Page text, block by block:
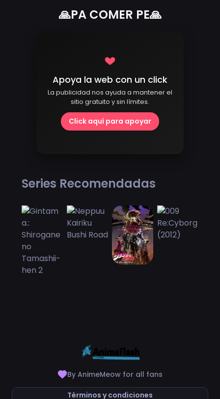
🙏PA COMER PE🙏
Apoya la web con un click
La publicidad nos ayuda a mantener el
sitio gratuito y sin límites.
Click aquí para apoyar
Series Recomendadas
By AnimeMeow for all fans
Términos y condiciones